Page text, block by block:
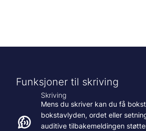
Funksjoner til skriving
Skriving
Mens du skriver kan du få
bokstavlyden, ordet eller
auditive tilbakemeldingen